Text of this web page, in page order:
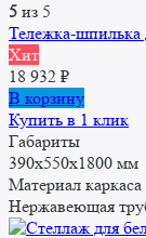
5 из 5
Тележка-шпилька
Хит
18 932 ₽
В корзину
Купить в 1 клик
Габариты
390x550x1800 мм
Материал каркаса
Нержавеющая